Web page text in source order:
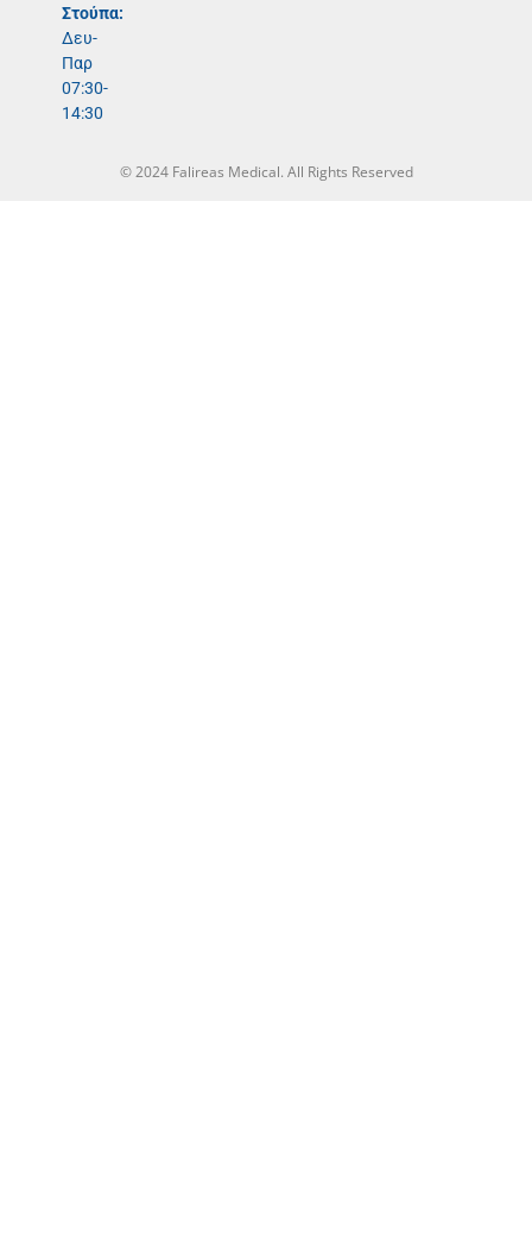
Στούπα:
Δευ-
Παρ
07:30-
14:30
© 2024 Falireas Medical. All Rights Reserved